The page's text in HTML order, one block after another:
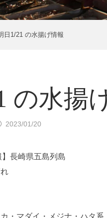
日1/21 の水揚げ情報
の水揚
2023/01/20
】長崎県五島列島
・マダイ・メジナ・ハタ